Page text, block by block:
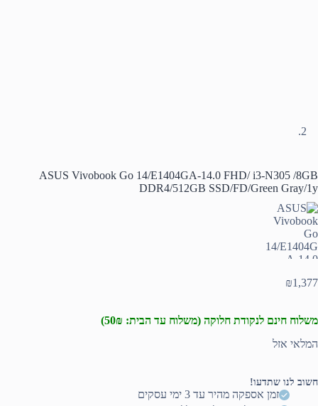
ASUS Vivobook Go 14/E1404GA-14.0 FHD/ i3-N305 /8GB
DDR4/512GB SSD/FD/Green Gray/1y
₪1,377
משלוח חינם לנקודת חלוקה (משלוח עד הבית: 50₪)
המלאי אזל
חשוב לנו שתדעו!
זמן אספקה מהיר עד 3 ימי עסקים